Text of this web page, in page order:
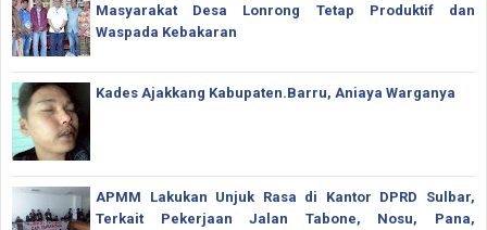
Masyarakat Desa Lonrong Tetap Produktif dan
Waspada Kebakaran
Kades Ajakkang Kabupaten.Barru, Aniaya Warganya
APMM Lakukan Unjuk Rasa di Kantor DPRD Sulbar,
Terkait Pekerjaan Jalan Tabone, Nosu, Pana,